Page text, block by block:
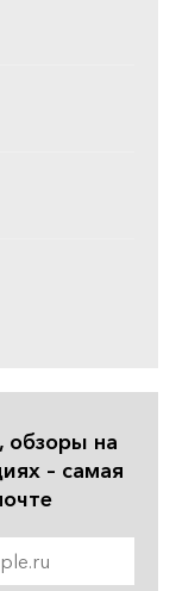
обзоры на
– самая